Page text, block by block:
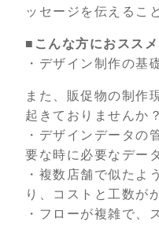
ッセージを伝えるこ
■こんな方におススメ
・デザイン制作の基
また、販促物の制作
起きておりませんか？
・デザインデータの
要な時に必要なデー
・複数店舗で似たよ
り、コストと工数が
・フローが複雑で、